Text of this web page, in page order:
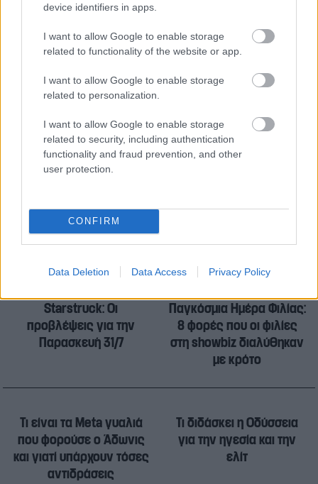
device identifiers in apps.
I want to allow Google to enable storage
related to functionality of the website or app.
I want to allow Google to enable storage
related to personalization.
I want to allow Google to enable storage
related to security, including authentication
functionality and fraud prevention, and other
user protection.
CONFIRM
Data Deletion Data Access Privacy Policy
Η Καβάλα του 1987 ήταν «λίγο βαμμένη,
λίγο πλούσια, λίγο ερωτιάρα»
Καλημέρα Ελλάδα, σου μιλάει ένας
Παπαδάκης: Οι αντιδράσεις για την
επιμονή του ΑΝΤ1 στον ιστορικό τίτλο
Μαρία Σιαμπάνου: Προχώρα κορίτσι!
Starstruck: Οι
προβλέψεις για την
Παρασκευή 31/7
Παγκόσμια Ημέρα Φιλίας:
8 φορές που οι φιλίες
στη showbiz διαλύθηκαν
με κρότο
Τι είναι τα Meta γυαλιά
που φορούσε ο Άδωνις
και γιατί υπάρχουν τόσες
αντιδράσεις
Τι διδάσκει η Οδύσσεια
για την ηγεσία και την
ελίτ